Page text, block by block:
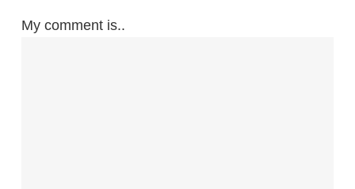
My comment is..